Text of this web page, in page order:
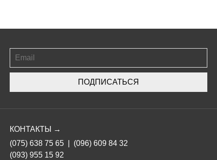
ПОДПИСАТЬСЯ
КОНТАКТЫ →
(075) 638 75 65
(096) 609 84 32
(093) 955 15 92